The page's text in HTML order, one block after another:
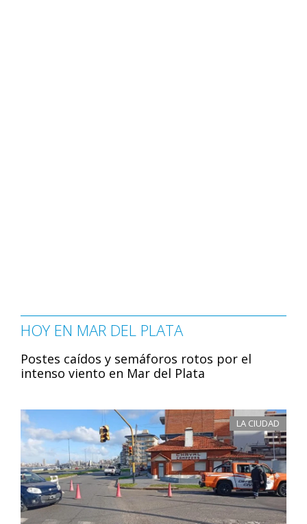
HOY EN MAR DEL PLATA
Postes caídos y semáforos rotos por el
intenso viento en Mar del Plata
LA CIUDAD